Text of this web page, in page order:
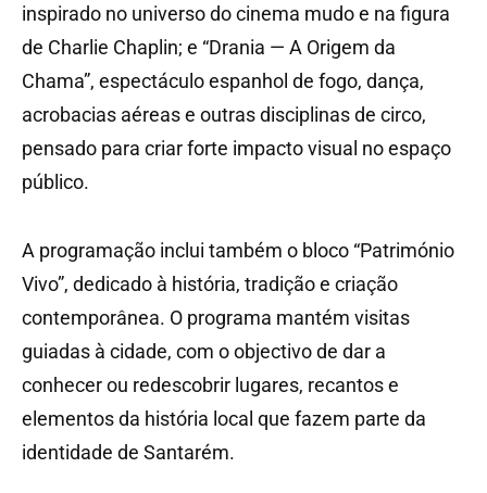
inspirado no universo do cinema mudo e na figura
de Charlie Chaplin; e “Drania — A Origem da
Chama”, espectáculo espanhol de fogo, dança,
acrobacias aéreas e outras disciplinas de circo,
pensado para criar forte impacto visual no espaço
público.
A programação inclui também o bloco “Património
Vivo”, dedicado à história, tradição e criação
contemporânea. O programa mantém visitas
guiadas à cidade, com o objectivo de dar a
conhecer ou redescobrir lugares, recantos e
elementos da história local que fazem parte da
identidade de Santarém.